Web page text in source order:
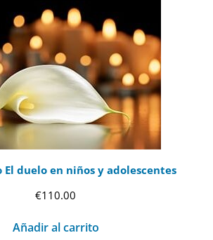
duelo en niños y adolescentes
€110.00
Añadir al carrito